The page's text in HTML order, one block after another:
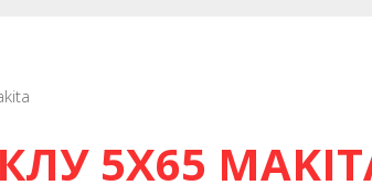
5X65